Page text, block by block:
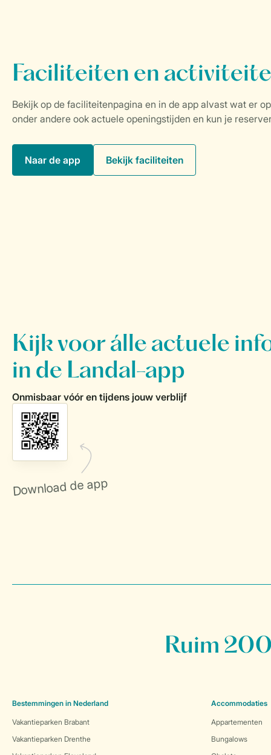
Naar de app Bekijk faciliteiten
Ruim
Bestemmingen in Nederland
Vakantieparken Brabant
Vakantieparken Drenthe
Accommodaties
Appartementen
Bungalows